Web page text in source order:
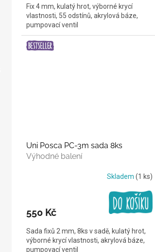
Fix 4 mm, kulatý hrot, výborné krycí
vlastnosti, 55 odstínů, akrylová báze,
pumpovací ventil
Uni Posca PC-3m sada 8ks
Výhodné balení
Skladem (1 ks)
550 Kč
Sada fixů 2 mm, 8ks v sadě, kulatý hrot,
výborné krycí vlastnosti, akrylová báze,
pumpovací ventil